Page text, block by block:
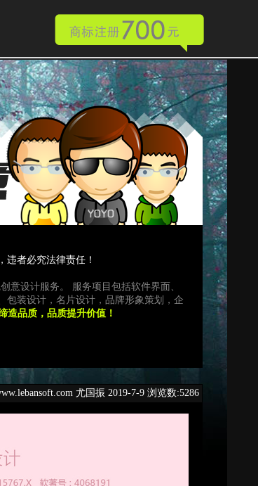
，违者必究法律责任！
意设计服务。 服务项目包括软件界面、
包装设计，名片设计，品牌形象策划，企
造品质，品质提升价值！
尤国振 2019-7-9 浏览数:5286